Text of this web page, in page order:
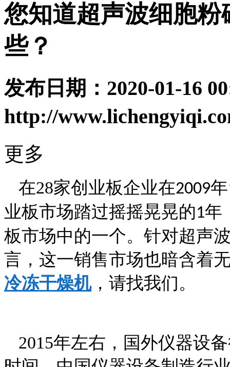
您知道超声波细胞
些？
发布日期： 2020-01-16
http://
更多
在28家创业板企业在2009年
业板市场踏过摇摇晃晃的1年
板市场中的一个。针对超声
言，这一销售市场也暗含着
冷冻干燥机，请找我们。
2015年左右，国外仪器设